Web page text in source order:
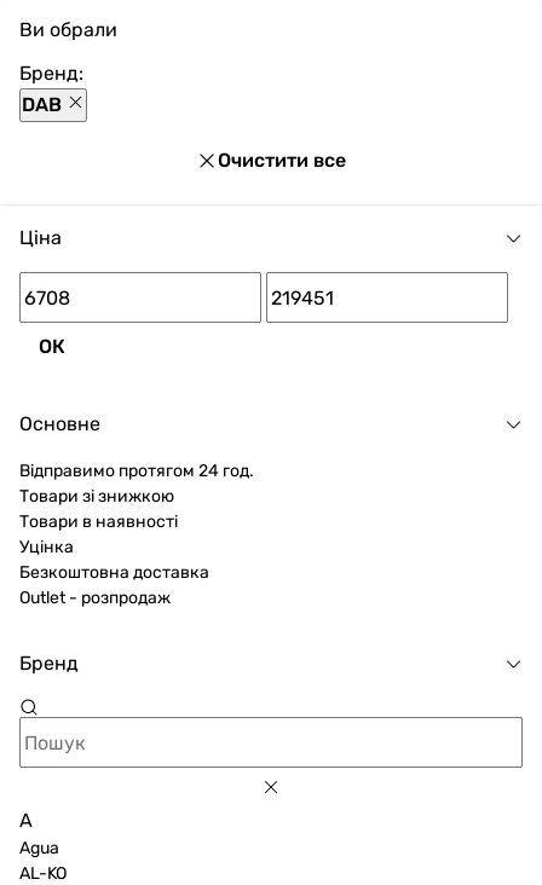
виробника DAB по ціні від 6 708 до 219 451 грн.
Ви обрали
Бренд:
DAB
Очистити все
Ціна
ОК
Основне
Відправимо протягом 24 год.
Товари зі знижкою
Товари в наявності
Уцінка
Безкоштовна доставка
Outlet - розпродаж
Бренд
A
Agua
AL-KO